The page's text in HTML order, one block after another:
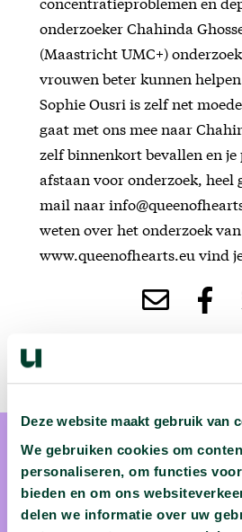
Deze website maakt gebruik van
We gebruiken cookies om
personaliseren, om functies
bieden en om ons
delen we informatie over uw
onderzoeker Chahinda
(Maastricht UMC+)
vrouwen beter kunnen
Sophie Ousri is zelf net
gaat met ons mee naar
zelf binnenkort bevallen en
afstaan voor onderzoek, heel
mail naar
weten over het onderzoek
www.queenofhearts.eu vind